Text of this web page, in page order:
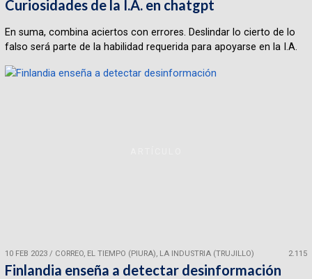
Curiosidades de la I.A. en chatgpt
En suma, combina aciertos con errores. Deslindar lo cierto de lo
falso será parte de la habilidad requerida para apoyarse en la I.A.
10 FEB 2023/ CORREO, EL TIEMPO (PIURA), LA INDUSTRIA (TRUJILLO) 2.115
Finlandia enseña a detectar desinformación